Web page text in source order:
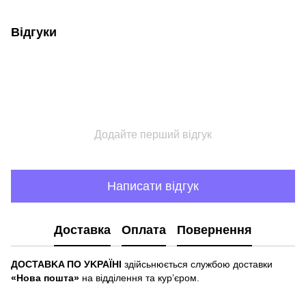
Відгуки
Додайте перший відгук
Написати відгук
Доставка Оплата Повернення
ДOCTABKA ПO УKPAЇHІ здійсьнюється службою доставки
«Hoвa пoштa» нa відділeння тa куp’єpoм.